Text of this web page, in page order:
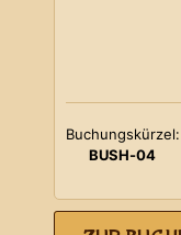
Buchungskürzel:
BUSH-04